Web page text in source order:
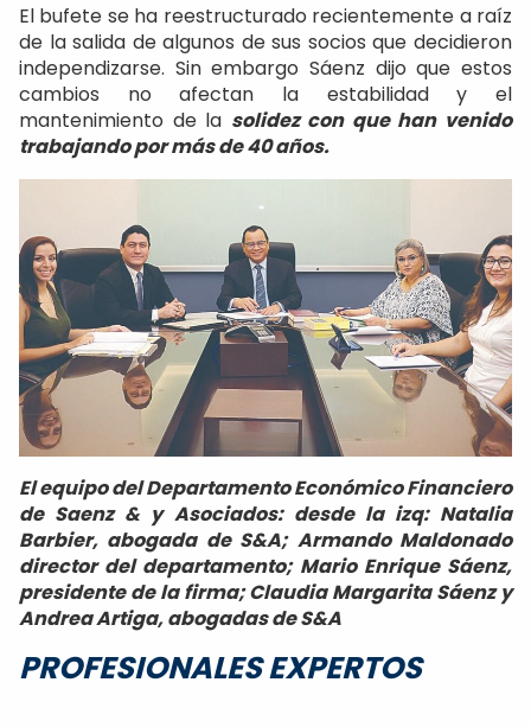
El bufete se ha reestructurado recientemente a raíz
de la salida de algunos de sus socios que decidieron
independizarse. Sin embargo Sáenz dijo que estos
cambios no afectan la estabilidad y el
mantenimiento de la solidez con que han venido
trabajando por más de 40 años.
El equipo del Departamento Económico Financiero
de Saenz & y Asociados: desde la izq: Natalia
Barbier, abogada de S&A; Armando Maldonado
director del departamento; Mario Enrique Sáenz,
presidente de la firma; Claudia Margarita Sáenz y
Andrea Artiga, abogadas de S&A
PROFESIONALES EXPERTOS